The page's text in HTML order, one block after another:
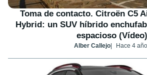
Toma de contacto. Citroën C5
Hybrid: un SUV híbrido
espacioso (Vídeo)
Alber Callejo Hace 4